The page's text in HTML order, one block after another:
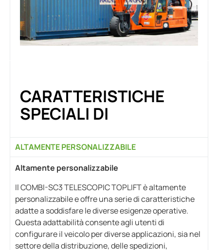
CARATTERISTICHE
SPECIALI DI
ALTAMENTE PERSONALIZZABILE
Altamente personalizzabile
Il COMBI-SC3 TELESCOPIC TOPLIFT è altamente
personalizzabile e offre una serie di caratteristiche
adatte a soddisfare le diverse esigenze operative.
Questa adattabilità consente agli utenti di
configurare il veicolo per diverse applicazioni, sia nel
settore della distribuzione, delle spedizioni,